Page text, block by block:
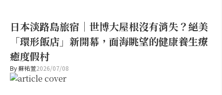
日本淡路島旅宿｜世博大屋根沒有消失？絕美
「環形飯店」新開幕，面海眺望的健康養生療
癒度假村
By蘇祐萱2026/07/08